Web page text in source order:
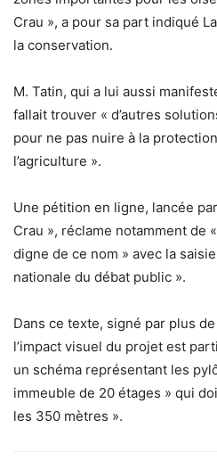
Crau », a pour sa part indiqué
la conservation.
M. Tatin, qui a lui aussi
fallait trouver « d’autres
pour ne pas nuire à la
l’agriculture ».
Une pétition en ligne, lancée
Crau », réclame notamment de
digne de ce nom » avec la
nationale du débat public ».
Dans ce texte, signé par plus
l’impact visuel du projet est
un schéma représentant les
immeuble de 20 étages » qui
les 350 mètres ».